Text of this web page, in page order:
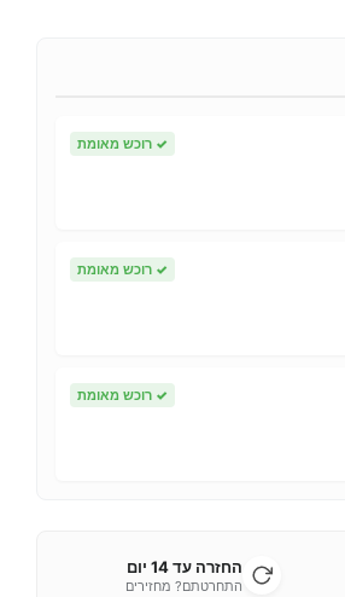
✓ רוכש מאומת
✓ רוכש מאומת
✓ רוכש מאומת
החזרה עד 14 יום
התחרטתם? מחזירים